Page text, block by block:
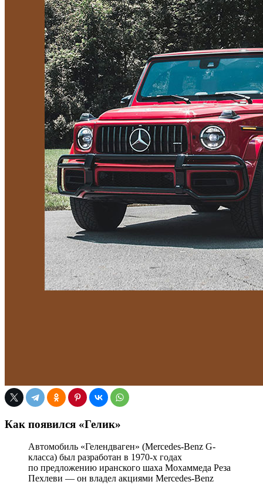
Как появился «Гелик»
Автомобиль «Гелендваген» (Mercedes-Benz G-
класса) был разработан в 1970-х годах
по предложению иранского шаха Мохаммеда Реза
Пехлеви — он владел акциями Mercedes-Benz